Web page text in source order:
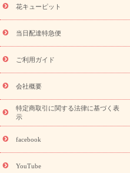
特集
お盆 花（新盆・初盆）
盆・初盆）
お盆 花（新盆・初
フト
お盆・お供え プリザーブ
レゼント特集
夏の花贈り・お
敬老の日におくる花ギフト・
花ギフト・プレゼント特集
敬
老の日 花鉢植えのギフト・プレ
フト・プレゼント特集
敬老の
ペーン
映画『ウォーターガー
「きょう誕生日なんです」キ
誕生日フラワーギフト 誕生
9月の誕生
花キューピット
当日配達特急便
ご利用ガイド
会社概要
特定商取引に関する法律に基づく表
示
facebook
YouTube